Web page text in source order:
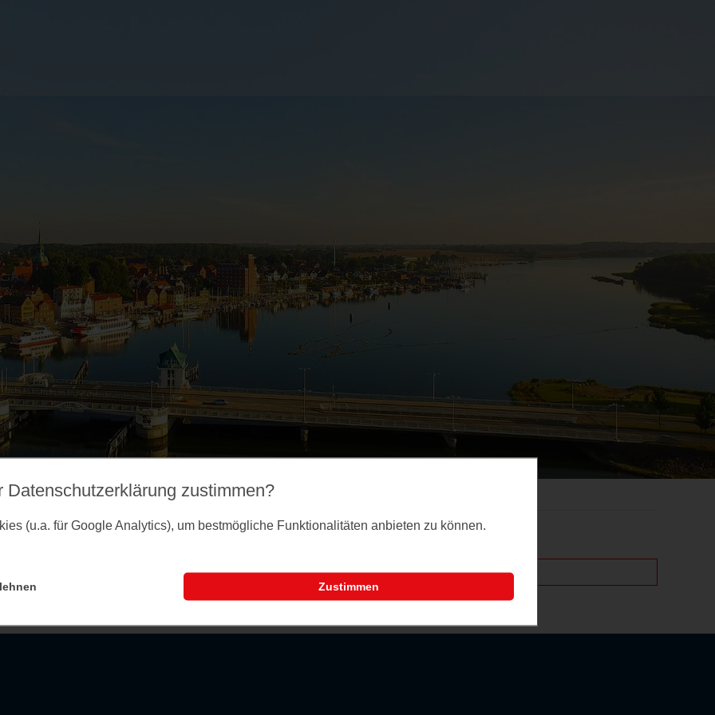
Datenschutz­erklärung zustimmen?
(u.a. für Google Analytics), um bestmögliche Funktionalitäten anbieten zu können.
Zustimmen